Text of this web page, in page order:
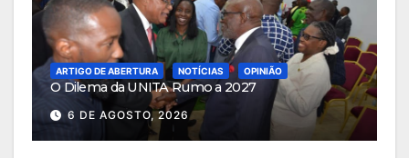
ARTIGO DE ABERTURA NOTÍCIAS OPINIÃO
O Dilema da UNITA Rumo a 2027
6 DE AGOSTO, 2026